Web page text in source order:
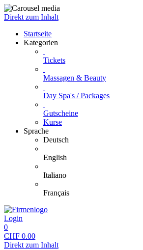
Direkt zum Inhalt
Startseite
Kategorien
Tickets
Massagen & Beauty
Day Spa's / Packages
Gutscheine
Kurse
Sprache
Deutsch
English
Italiano
Français
Login
0
CHF 0.00
Direkt zum Inhalt